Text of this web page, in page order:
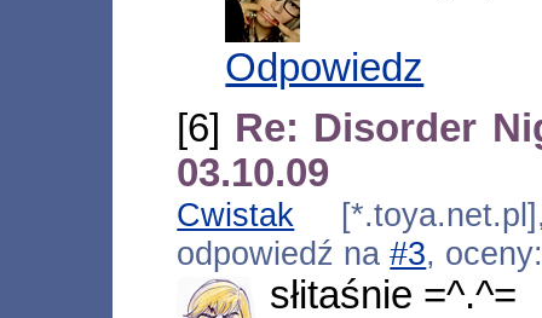
Odpowiedz
[6] Re: Disorder
03.10.09
Cwistak
odpowiedź na#3,
słitaśnie =^.^=